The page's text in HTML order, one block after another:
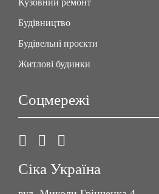
Кузовний ремонт
Будівництво
Будівельні проєкти
Житлові будинки
Соцмережі
Сіка Україна